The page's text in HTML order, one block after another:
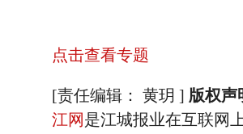
点击查看专题
[责任编辑： 黄玥 ] 版权声
江网是江城报业在互联网